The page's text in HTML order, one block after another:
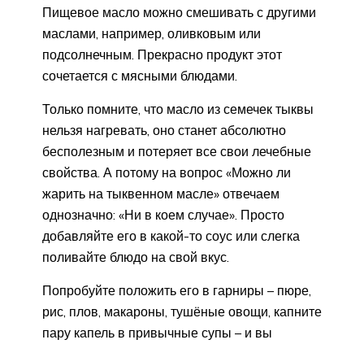
Пищевое масло можно смешивать с другими
маслами, например, оливковым или
подсолнечным. Прекрасно продукт этот
сочетается с мясными блюдами.
Только помните, что масло из семечек тыквы
нельзя нагревать, оно станет абсолютно
бесполезным и потеряет все свои лечебные
свойства. А потому на вопрос «Можно ли
жарить на тыквенном масле» отвечаем
однозначно: «Ни в коем случае». Просто
добавляйте его в какой-то соус или слегка
поливайте блюдо на свой вкус.
Попробуйте положить его в гарниры – пюре,
рис, плов, макароны, тушёные овощи, капните
пару капель в привычные супы – и вы